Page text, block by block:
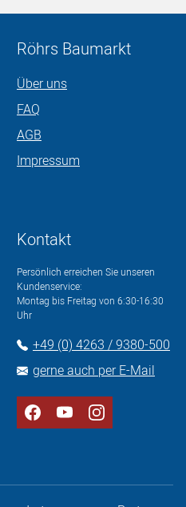
Röhrs Baumarkt
Über uns
FAQ
AGB
Impressum
Kontakt
Persönlich erreichen Sie unseren
Kundenservice:
Montag bis Freitag von 6:30-16:30
Uhr
+49 (0) 4263 / 9380-500
gerne auch per E-Mail